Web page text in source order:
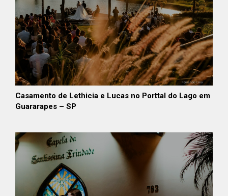
Casamento de Lethicia e Lucas no Porttal do Lago em
Guararapes – SP